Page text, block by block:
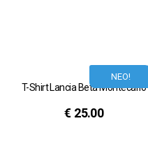
ΝΕΟ!
T-Shirt Lancia Beta Montecarlo
€ 25.00